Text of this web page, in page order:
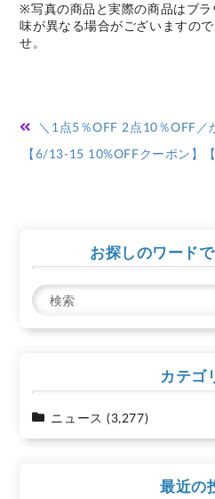
※写真の商品と実際の商品はブ
味が異なる場合がございますの
せ。
投
稿
ー
シ
ョ
ン
＼1点5％OFF 2点10％OFF／かごバッグ レディース カゴバックハンドバッグ かご編みバッグ ハンドバッグ 可愛い お花見 手提げ ペー
【6/13-15 10%OFFクーポン】【プレゼントあり】 キャリーケース スーツケース Mサイズ キャリーバッグ 軽量 旅行カバン 超軽量 国内 出張
お探しのワード
検
索
カテゴ
ニュース (3,277)
最近の